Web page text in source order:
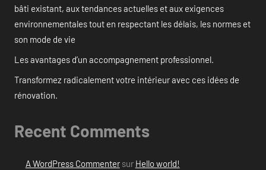
bâti existant, aux tendances actuelles et aux exigences
environnementales tout en respectant les délais, les normes et
son mode de vie
Les avantages d’un accompagnement professionnel.
Transformez radicalement votre intérieur avec ces idées de
rénovation.
Recent Comments
A WordPress Commentersur Hello world!